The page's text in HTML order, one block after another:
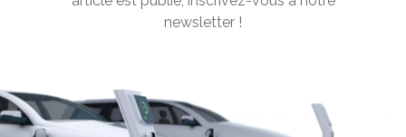
newsletter !